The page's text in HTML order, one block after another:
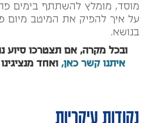
מוסד, מומלץ להשתתף בימים
על איך להפיק את המיטב מיום
בנושא.
ובכל מקרה, אם תצטרכו סיוע
איתנו קשר כאן, ואחד
נקודות עיקריות